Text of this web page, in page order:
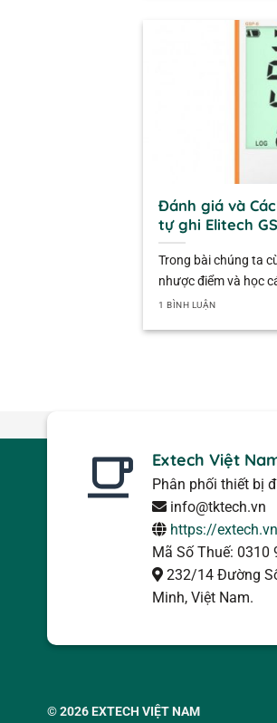
Đánh giá và
tự ghi Elitech
Trong bài chúng ta
nhược điểm và học
1 BÌNH LUẬN
Extech Việt
Phân phối thiết bị
info@tktech.vn
https://
Mã Số Thuế: 0310
232/14 Đường
Minh, Việt Nam.
© 2026EXTECH VIỆT NAM